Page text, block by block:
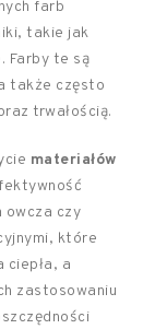
farb
takie jak
Farby te są
także często
trwałością.
materiałów
owcza czy
które
ciepła, a
zastosowaniu